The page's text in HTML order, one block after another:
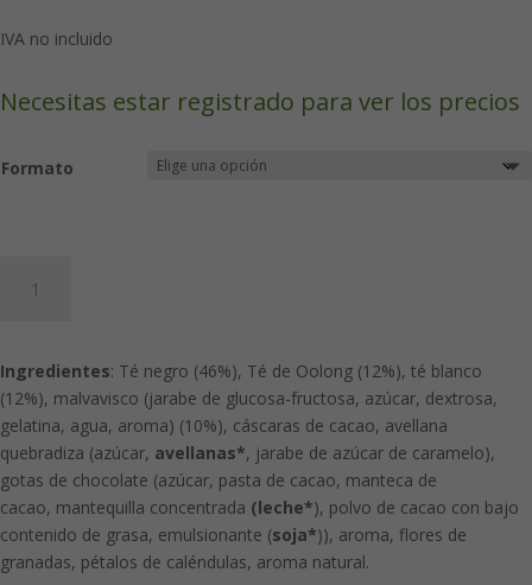
IVA no incluido
Necesitas estar registrado para ver los precios
Formato
negro,
blanco
y
oolong
aromatizado
cantidad
Ingredientes: Té negro (46%), Té de Oolong (12%), té blanco
(12%), malvavisco (jarabe de glucosa-fructosa, azúcar, dextrosa,
gelatina, agua, aroma) (10%), cáscaras de cacao, avellana
quebradiza (azúcar, avellanas*, jarabe de azúcar de caramelo),
gotas de chocolate (azúcar, pasta de cacao, manteca de
cacao, mantequilla concentrada (leche*), polvo de cacao con bajo
contenido de grasa, emulsionante (soja*)), aroma, flores de
granadas, pétalos de caléndulas, aroma natural.